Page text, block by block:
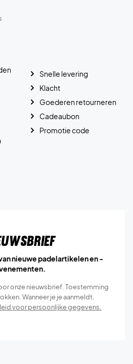
Snelle levering
Klacht
Goederen retourneren
Cadeaubon
Promotie code
nieuwe padelartikelen en -
onze nieuwsbrief. Toestemming
Wanneer je je aanmeldt,
voor persoonlijke gegevens.